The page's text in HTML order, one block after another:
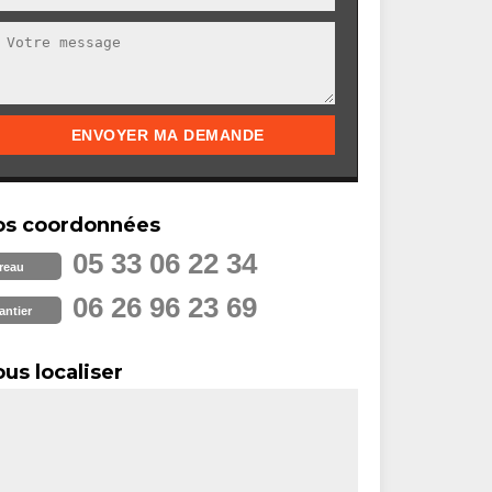
coordonnées
05 33 06 22 34
06 26 96 23 69
localiser